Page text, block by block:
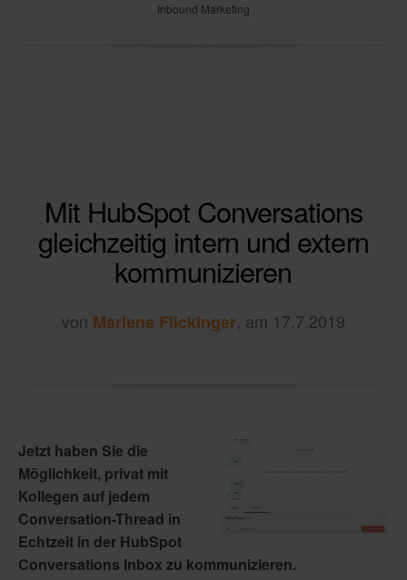
Inbound Marketing
Mit HubSpot Conversations
gleichzeitig intern und extern
kommunizieren
von Marlene Flickinger, am 17.7.2019
Jetzt haben Sie die
Möglichkeit, privat mit
Kollegen auf jedem
Conversation-Thread in
Echtzeit in der HubSpot
Conversations Inbox zu kommunizieren.